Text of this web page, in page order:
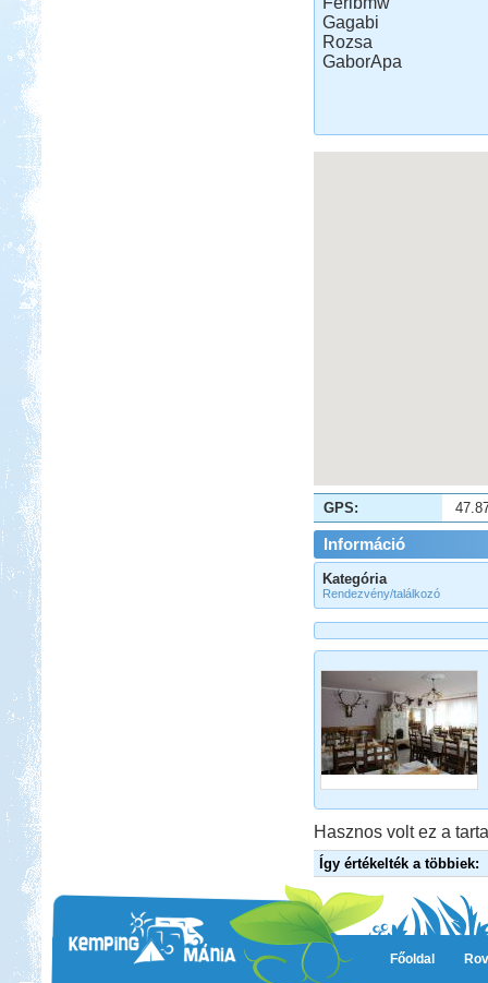
Gagabi
Rozsa
GaborApa
GPS:
Információ
Kategória
Rendezvény/találkozó
Hasznos volt ez a
Így értékelték a többiek:
Főoldal